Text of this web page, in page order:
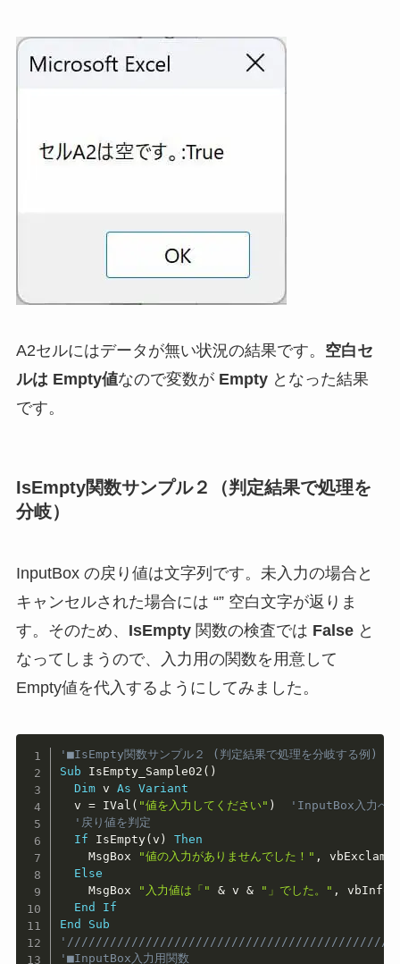
A2セルにはデータが無い状況の結果です。 空白セ
ルは Empty値なので変数が Emptyとなった結果
です。
IsEmpty関数サンプル２（判定結果で処理を
分岐）
InputBox の戻り値は文字列です。未入力の場合と
キャンセルされた場合には “” 空白文字が返りま
す。そのため、 IsEmpty関数の検査では Falseと
なってしまうので、入力用の関数を用意して
Empty値を代入するようにしてみました。
'■IsEmpty関数サンプル２ (判定結果で処理を分岐する例)
Sub IsEmpty_Sample02 ( )
Dim v As
Variant
  v
= IVal ( "値を入力してください" )
'InputBox入力へ
'戻り値を判定
If IsEmpty(v )
Then
    MsgBox
"値の入力がありませんでした！" ,
Else
    MsgBox
"入力値は「" & v & "」でした。" ,
End
If
End
Sub
'■InputBox入力用関数
Copy